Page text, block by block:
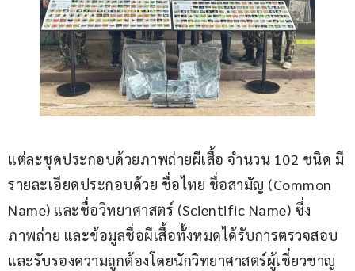
แต่ละชุดประกอบด้วยภาพถ่ายผีเสื้อ จำนวน 102 ชนิด มี
รายละเอียดประกอบด้วย ชื่อไทย ชื่อสามัญ (Common
Name) และชื่อวิทยาศาสตร์ (Scientific Name) ซึ่ง
ภาพถ่าย และข้อมูลชื่อผีเสื้อทั้งหมดได้รับการตรวจสอบ
และรับรองความถูกต้องโดยนักวิทยาศาสตร์ผู้เชี่ยวชาญ